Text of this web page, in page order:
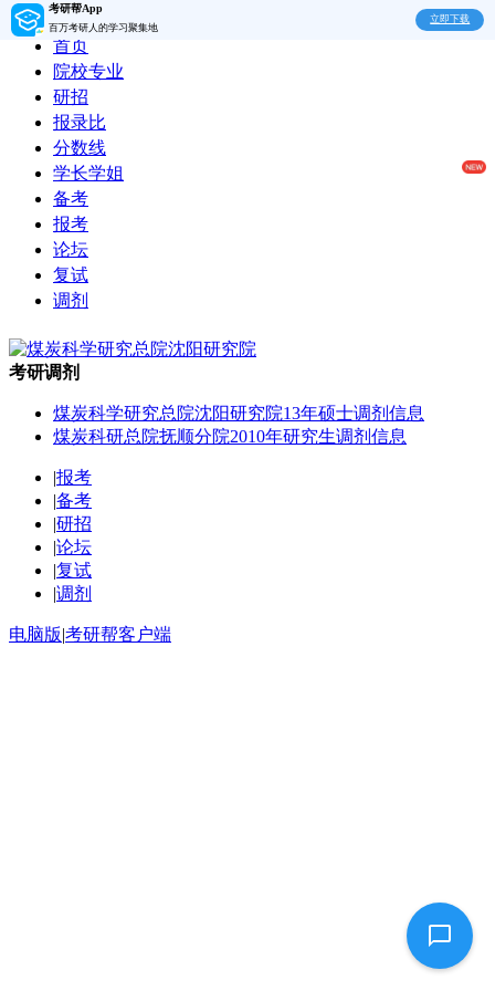
考研帮App
百万考研人的学习聚集地
立即下载
首页
院校专业
研招
报录比
分数线
学长学姐
备考
报考
论坛
复试
调剂
考研调剂
煤炭科学研究总院沈阳研究院13年硕士调剂信息
煤炭科研总院抚顺分院2010年研究生调剂信息
|报考
|备考
|研招
|论坛
|复试
|调剂
电脑版|考研帮客户端